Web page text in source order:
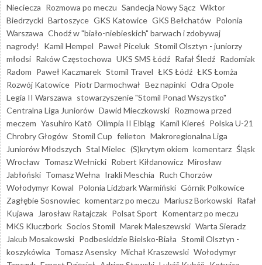
Nieciecza Rozmowa po meczu Sandecja Nowy Sącz Wiktor
Biedrzycki Bartoszyce GKS Katowice GKS Bełchatów Polonia
Warszawa Chodź w "biało-niebieskich" barwach i zdobywaj
nagrody!
Kamil Hempel Paweł Piceluk Stomil Olsztyn - juniorzy
młodsi Raków Częstochowa UKS SMS Łódź Rafał Śledź Radomiak
Radom Paweł Kaczmarek Stomil Travel ŁKS Łódź ŁKS Łomża
Rozwój Katowice Piotr Darmochwał Bez napinki Odra Opole
Legia II Warszawa stowarzyszenie "Stomil Ponad Wszystko"
Centralna Liga Juniorów Dawid Mieczkowski Rozmowa przed
meczem Yasuhiro Katō Olimpia II Elbląg Kamil Kiereś Polska U-21
Chrobry Głogów Stomil Cup felieton Makroregionalna Liga
Juniorów Młodszych Stal Mielec (S)krytym okiem komentarz Śląsk
Wrocław Tomasz Wełnicki Robert Kiłdanowicz Mirosław
Jabłoński Tomasz Wełna Irakli Meschia Ruch Chorzów
Wołodymyr Kowal Polonia Lidzbark Warmiński Górnik Polkowice
Zagłębie Sosnowiec komentarz po meczu Mariusz Borkowski Rafał
Kujawa
Jarosław Ratajczak Polsat Sport Komentarz po meczu
MKS Kluczbork Socios Stomil Marek Maleszewski Warta Sieradz
Jakub Mosakowski Podbeskidzie Bielsko-Biała Stomil Olsztyn -
koszykówka Tomasz Asensky Michał Kraszewski Wołodymyr